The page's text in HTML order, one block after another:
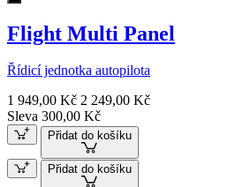
Flight Multi Panel
Řídicí jednotka autopilota
1 949,00 Kč 2 249,00 Kč
Sleva 300,00 Kč
Přidat do košíku
Přidat do košíku